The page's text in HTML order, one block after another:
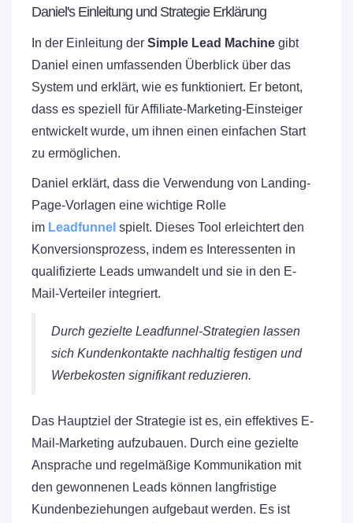
Daniel's Einleitung und Strategie Erklärung
In der Einleitung der Simple Lead Machine gibt
Daniel einen umfassenden Überblick über das
System und erklärt, wie es funktioniert. Er betont,
dass es speziell für Affiliate-Marketing-Einsteiger
entwickelt wurde, um ihnen einen einfachen Start
zu ermöglichen.
Daniel erklärt, dass die Verwendung von Landing-
Page-Vorlagen eine wichtige Rolle
im Leadfunnel spielt. Dieses Tool erleichtert den
Konversionsprozess, indem es Interessenten in
qualifizierte Leads umwandelt und sie in den E-
Mail-Verteiler integriert.
Durch gezielte Leadfunnel-Strategien lassen
sich Kundenkontakte nachhaltig festigen und
Werbekosten signifikant reduzieren.
Das Hauptziel der Strategie ist es, ein effektives E-
Mail-Marketing aufzubauen. Durch eine gezielte
Ansprache und regelmäßige Kommunikation mit
den gewonnenen Leads können langfristige
Kundenbeziehungen aufgebaut werden. Es ist